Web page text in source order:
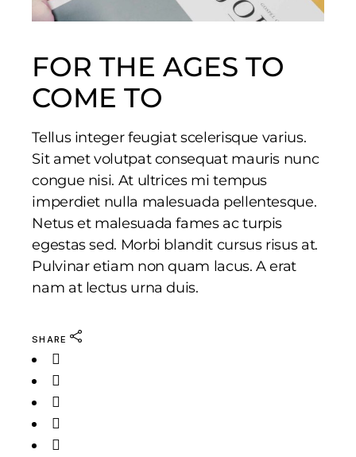
FOR THE AGES TO
COME TO
Tellus integer feugiat scelerisque varius.
Sit amet volutpat consequat mauris nunc
congue nisi. At ultrices mi tempus
imperdiet nulla malesuada pellentesque.
Netus et malesuada fames ac turpis
egestas sed. Morbi blandit cursus risus at.
Pulvinar etiam non quam lacus. A erat
nam at lectus urna duis.
SHARE